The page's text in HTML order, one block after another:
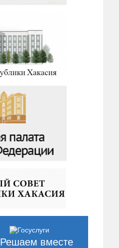
Решаем вместе